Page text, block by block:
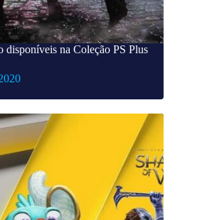
disponíveis na Coleção PS Plus